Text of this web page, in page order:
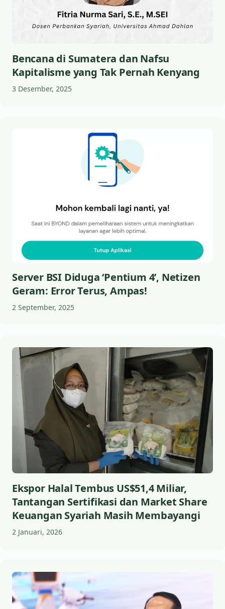
Bencana di Sumatera dan Nafsu
Kapitalisme yang Tak Pernah Kenyang
3 Desember, 2025
Server BSI Diduga ‘Pentium 4’, Netizen
Geram: Error Terus, Ampas!
2 September, 2025
Ekspor Halal Tembus US$51,4 Miliar,
Tantangan Sertifikasi dan Market Share
Keuangan Syariah Masih Membayangi
2 Januari, 2026